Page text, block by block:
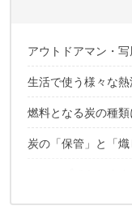
アウトドアマン・
生活で使う様々な
燃料となる炭の種類
炭の「保管」と「熾